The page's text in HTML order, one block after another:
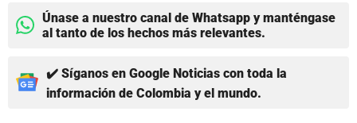
Únase a nuestro canal de Whatsapp y manténgase
al tanto de los hechos más relevantes.
✔️ Síganos en Google Noticias con toda la
información de Colombia y el mundo.